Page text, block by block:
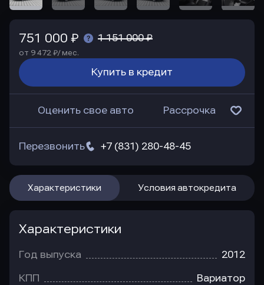
751 000 ₽ 1 151 000 ₽
от 9 472 ₽/ мес.
Купить в кредит
Оценить свое авто Рассрочка
+7 (831) 280-48-45
Перезвонить
Характеристики Условия автокредита
Характеристики
Год выпуска 2012
КПП Вариатор